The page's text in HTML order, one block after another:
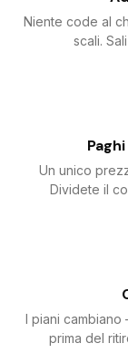
Niente code al
scali.
Un unico
Dividete il
I piani
prima del